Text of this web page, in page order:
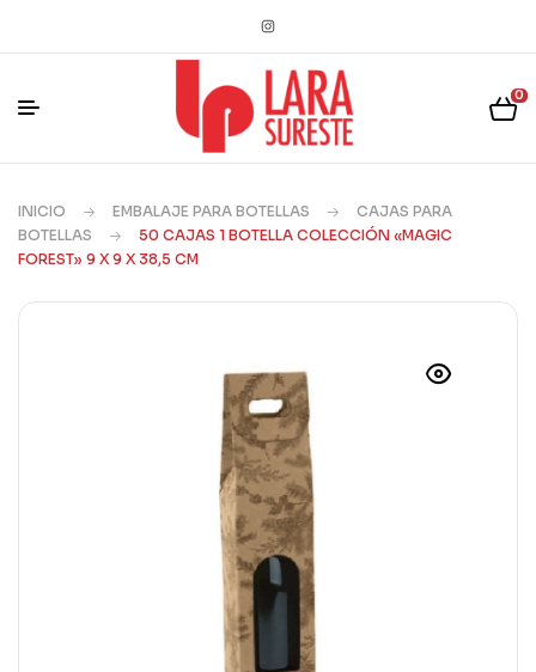
0
INICIO EMBALAJE PARA BOTELLAS
CAJAS PARA
BOTELLAS
50 CAJAS 1 BOTELLA COLECCIÓN «MAGIC
FOREST» 9 X 9 X 38,5 CM